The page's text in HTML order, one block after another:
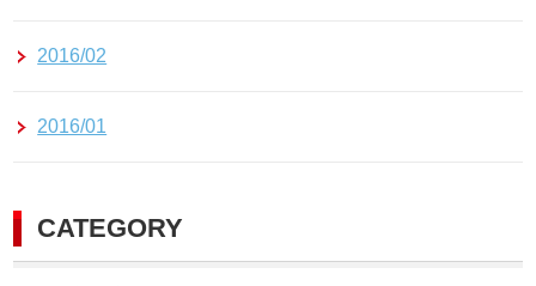
2016/02
2016/01
CATEGORY